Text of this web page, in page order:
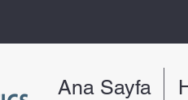
Ana Sayfa